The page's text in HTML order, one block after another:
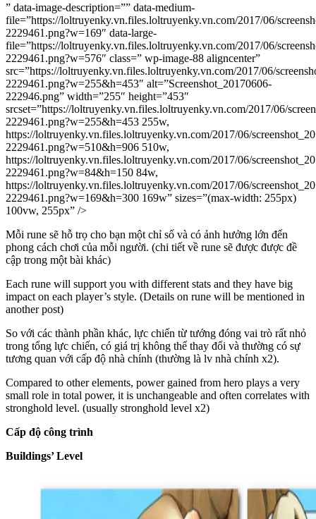
” data-image-description=”” data-medium-
file=”https://loltruyenky.vn.files.loltruyenky.vn.com/2017/06/
2229461.png?w=169″ data-large-
file=”https://loltruyenky.vn.files.loltruyenky.vn.com/2017/06/
2229461.png?w=576″ class=” wp-image-88 aligncenter”
src=”https://loltruyenky.vn.files.loltruyenky.vn.com/2017/06/
2229461.png?w=255&h=453″ alt=”Screenshot_20170606-
222946.png” width=”255″ height=”453″
srcset=”https://loltruyenky.vn.files.loltruyenky.vn.com/2017/06/
2229461.png?w=255&h=453 255w,
https://loltruyenky.vn.files.loltruyenky.vn.com/2017/06/
2229461.png?w=510&h=906 510w,
https://loltruyenky.vn.files.loltruyenky.vn.com/2017/06/
2229461.png?w=84&h=150 84w,
https://loltruyenky.vn.files.loltruyenky.vn.com/2017/06/
2229461.png?w=169&h=300 169w” sizes=”(max-width: 255px)
100vw, 255px” />
Mỗi rune sẽ hỗ trọ cho bạn một chỉ số và có ảnh hưởng lớn đến
phong cách chơi của mỗi người. (chi tiết về rune sẽ được được đề
cập trong một bài khác)
Each rune will support you with different stats and they have big
impact on each player’s style. (Details on rune will be mentioned in
another post)
So với các thành phần khác, lực chiến từ tướng đóng vai trò rất nhỏ
trong tổng lực chiến, có giá trị không thể thay đổi và thường có sự
tương quan với cấp độ nhà chính (thường là lv nhà chính x2).
Compared to other elements, power gained from hero plays a very
small role in total power, it is unchangeable and often correlates with
stronghold level. (usually stronghold level x2)
Cấp độ công trình
Buildings’ Level